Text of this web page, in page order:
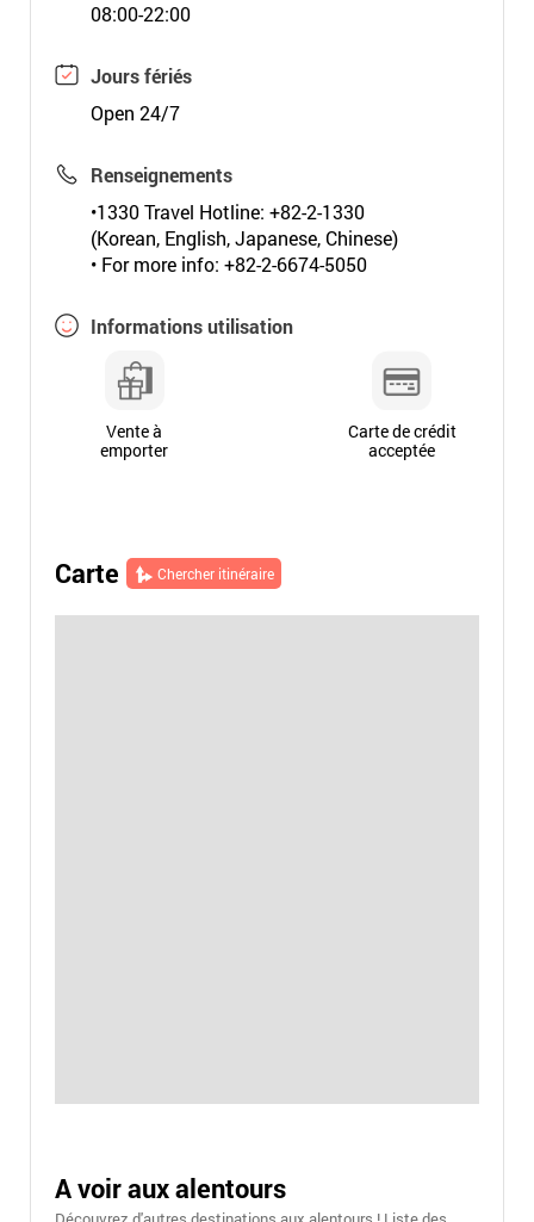
08:00-22:00
Jours fériés
Open 24/7
Renseignements
•1330 Travel Hotline: +82-2-1330
(Korean, English, Japanese, Chinese)
• For more info: +82-2-6674-5050
Informations utilisation
Vente à
emporter
Carte de crédit
acceptée
Carte Chercher itinéraire
A voir aux alentours